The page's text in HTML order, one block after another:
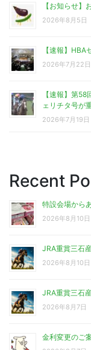
【お知らせ】
2026年8月5日
【速報】HBA
2026年7月22日
【速報】第
ェリチタ号が
2026年7月19日
Recent
特設会場から
2026年8月10日
JRA重賞三石
2026年8月10日
JRA重賞三石
2026年8月7日
金利変更のご